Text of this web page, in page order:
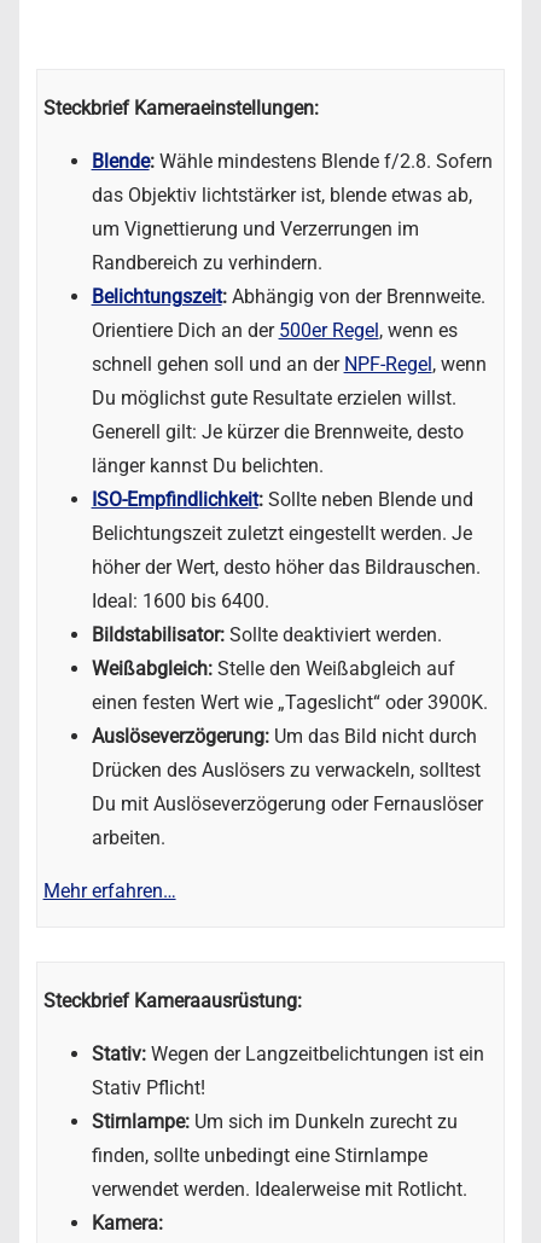
Steckbrief Kameraeinstellungen:
Blende:Wähle mindestens Blende f/2.8. Sofern
das Objektiv lichtstärker ist, blende etwas ab,
um Vignettierung und Verzerrungen im
Randbereich zu verhindern.
Belichtungszeit:Abhängig von der Brennweite.
Orientiere Dich an der 500er Regel, wenn es
schnell gehen soll und an der NPF-Regel, wenn
Du möglichst gute Resultate erzielen willst.
Generell gilt: Je kürzer die Brennweite, desto
länger kannst Du belichten.
ISO-Empfindlichkeit:Sollte neben Blende und
Belichtungszeit zuletzt eingestellt werden. Je
höher der Wert, desto höher das Bildrauschen.
Ideal: 1600 bis 6400.
Bildstabilisator:Sollte deaktiviert werden.
Weißabgleich:Stelle den Weißabgleich auf
einen festen Wert wie „Tageslicht“ oder 3900K.
Auslöseverzögerung:Um das Bild nicht durch
Drücken des Auslösers zu verwackeln, solltest
Du mit Auslöseverzögerung oder Fernauslöser
arbeiten.
Mehr erfahren…
Steckbrief Kameraausrüstung:
Stativ:Wegen der Langzeitbelichtungen ist ein
Stativ Pflicht!
Stirnlampe:Um sich im Dunkeln zurecht zu
finden, sollte unbedingt eine Stirnlampe
verwendet werden. Idealerweise mit Rotlicht.
Kamera: